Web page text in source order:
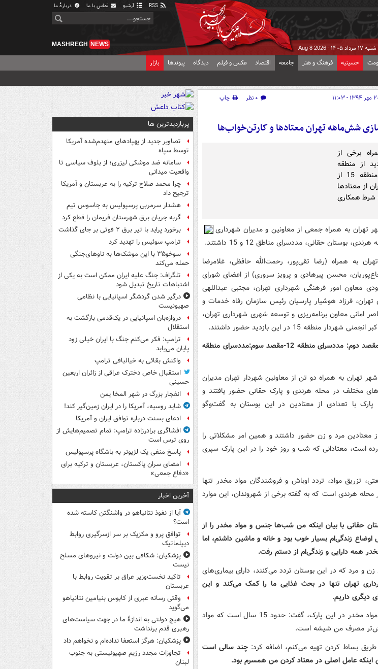
آرشیو تماس با ما دربارهٔ ما
شنبه ۱۷ مرداد ۱۴۰۵ - Aug 8 2026
MASHREGH NEWS
حسینیه فرهنگ و هنر جامعه اقتصاد عکس و فیلم دیدگاه پیوندها بازار
- ۱۱:۰۳ ۰ نظر
چاپ
شش‌ماهه تهران معتادها و کارتن‌خواب‌ها
برخی از
از منطقه
هرندی و شوش و مددسراهای منطقه 15 از
از معتادها
آینده به شرط همکاری
تهران به همراه جمعی از معاونین و مدیران شهرداری
بوستان حقانی، مددسرای مناطق 12 و 15 داشتند.
به همراه (رضا تقی‌پور، رحمت‌الله حافظی،‌ غلامرضا
محسن پیرهادی و پرویز سروری) از اعضای شورای
معاون امور فرهنگی شهرداری تهران، مجتبی عبداللهی
فرزاد هوشیار پارسیان رئیس سازمان رفاه خدمات و
امانی معاون برنامه‌ریزی و توسعه شهری شهرداری تهران،
مقصد اول: بوستان حقانی(هرندی)-مقصد دوم: مددسرای منطقه 12-مقصد سوم:مددسرای منطقه
تهران به همراه دو تن از معاونین شهردار تهران مدیران
مختلف در محله هرندی و پارک حقانی حضور یافتند و
با تعدادی از معتادین در این بوستان به گفت‌وگو
معتادین مرد و زن حضور داشتند و همین امر مشکلاتی را
است،‌ معتادانی که شب و روز خود را در این پارک سپری
تزریق مواد، تردد اوباش و فروشندگان مواد مخدر تنها
هرندی است که به گفته برخی از شهروندان، این موارد
حقانی با بیان اینکه من شب‌ها جنس و مواد مخدر را از
اوضاع زندگی‌ام بسیار خوب بود و خانه و ماشین داشتم، اما
همه دارایی و زندگی‌ام از دستم رفت.
زن و مرد که در این بوستان تردد می‌کنند، دارای بیماری‌های
تهران تنها در بحث غذایی ما را کمک می‌کند و این
دیگری داریم.
سونیا، یکی دیگر از مصرف‌کنندگان مواد مخدر در این پارک، گفت: حدود 15 سال است که مواد
مصرف من شیشه است.
طریق بساط کردن تهیه می‌کنم، اضافه کرد:‌ چند سالی است
عامل اصلی در معتاد کردن من همسرم بود.
پربازدیدترین ها
تصاویر جدید از پهپادهای منهدم‌شده آمریکا
توسط سپاه
سامانه ضد موشکی لیزری؛ از بلوف سیاسی تا
واقعیت میدانی
چرا محمد صلاح ترکیه را به عربستان و آمریکا
ترجیح داد
هشدار سرمربی پرسپولیس به جاسوس تیم
گربه جریان برق شهرستان فریمان را قطع کرد
برخورد پراید با تیر برق ۲ فوتی بر جای گذاشت
ترامپ سوئیس را تهدید کرد
سوخو۳۵ با این موشک‌ها به ناوهای‌جنگی
حمله می‌کند
تلگراف: جنگ علیه ایران ممکن است به یکی از
اشتباهات تاریخ تبدیل شود
درگیر شدن گردشگر اسپانیایی با نظامی
صهیونیست
دروازه‌بان اسپانیایی در یک‌قدمی بازگشت به
استقلال
ترامپ: فکر می‌کنم جنگ با ایران خیلی زود
پایان می‌یابد
واکنش بقائی به خیالبافی ترامپ
استقبال خاص دخترک عراقی از زائران اربعین
حسینی
انفجار بزرگ در شهر المخا یمن
شاید روسیه، آمریکا را در ایران زمین‌گیر کند!
ادعای بسنت درباره توافق ایران و آمریکا
افشاگری برادرزاده ترامپ: تمام تصمیم‌هایش از
روی ترس است
پاسخ منفی یک لژیونر به باشگاه پرسپولیس
امضای سران پاکستان، عربستان و ترکیه برای
«دفاع جمعی»
آخرین اخبار
آیا از نفوذ نتانیاهو در واشنگتن کاسته شده
است؟
توافق پرو و مکزیک بر سر ازسرگیری روابط
دیپلماتیک
پزشکیان: شکافی بین دولت و نیروهای مسلح
نیست
تاکید نخست‌وزیر عراق بر تقویت روابط با
عربستان
وقتی رسانه عبری از کابوس بنیامین نتانیاهو
می‌گوید
هیچ دولتی به اندازۀ ما در جهت سیاست‌های
رهبری قدم برنداشت
پزشکیان: هرگز استعفا نداده‌ام و نخواهم داد
تجاوزات مجدد رژیم صهیونیستی به جنوب
لبنان